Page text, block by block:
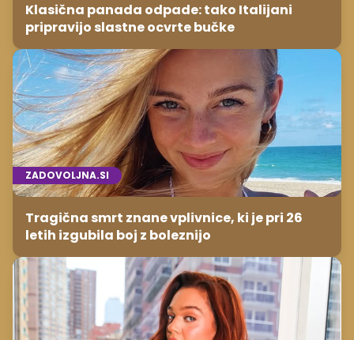
Klasična panada odpade: tako Italijani
pripravijo slastne ocvrte bučke
ZADOVOLJNA.SI
Tragična smrt znane vplivnice, ki je pri 26
letih izgubila boj z boleznijo